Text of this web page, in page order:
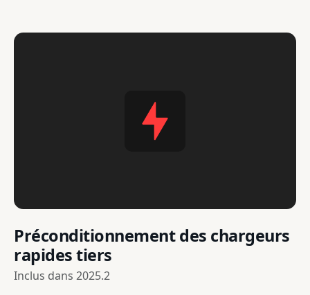
Préconditionnement des chargeurs
rapides tiers
Inclus dans 2025.2